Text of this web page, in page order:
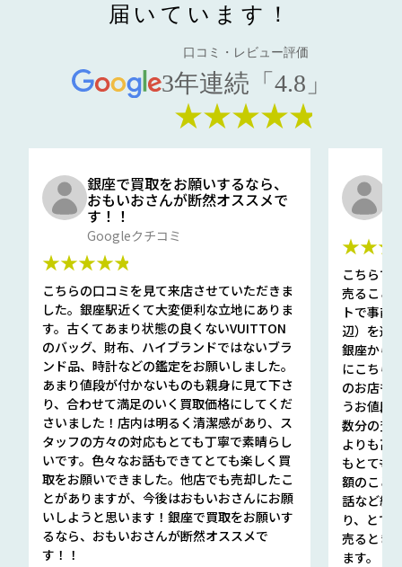
届いています！
口コミ・レビュー評価
3年連続「4.8」
★★★★★
銀座で買取をお願いするなら、
おもいおさんが断然オススメで
す！！
Googleクチコミ
★★★★★
こちらの口コミを見て来店させていただきま
した。銀座駅近くて大変便利な立地にありま
す。古くてあまり状態の良くないVUITTON
のバッグ、財布、ハイブランドではないブラ
ンド品、時計などの鑑定をお願いしました。
あまり値段が付かないものも親身に見て下さ
り、合わせて満足のいく買取価格にしてくだ
さいました！店内は明るく清潔感があり、ス
タッフの方々の対応もとても丁寧で素晴らし
いです。色々なお話もできてとても楽しく買
取をお願いできました。他店でも売却したこ
とがありますが、今後はおもいおさんにお願
いしようと思います！銀座で買取をお願いす
るなら、おもいおさんが断然オススメで
す！！
こちらで
売ること
トで事前
辺）を選
銀座から
にこちら
のお店も
うお値段
数分の査
よりも高
もとても
額のこと
話など細
り、とて
売るとき
ます。